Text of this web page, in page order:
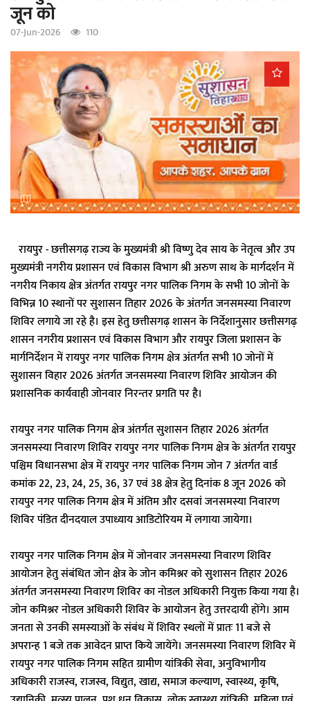
जून को
07-Jun-2026 110
रायपुर - छत्तीसगढ़ राज्य के मुख्यमंत्री श्री विष्णु देव साय के नेतृत्व और उप
मुख्यमंत्री नगरीय प्रशासन एवं विकास विभाग श्री अरुण साथ के मार्गदर्शन में
नगरीय निकाय क्षेत्र अंतर्गत रायपुर नगर पालिक निगम के सभी 10 जोनों के
विभिन्न 10 स्थानों पर सुशासन तिहार 2026 के अंतर्गत जनसमस्या निवारण
शिविर लगाये जा रहे है। इस हेतु छत्तीसगढ़ शासन के निर्देशानुसार छत्तीसगढ़
शासन नगरीय प्रशासन एवं विकास विभाग और रायपुर जिला प्रशासन के
मार्गनिर्देशन में रायपुर नगर पालिक निगम क्षेत्र अंतर्गत सभी 10 जोनों में
सुशासन विहार 2026 अंतर्गत जनसमस्या निवारण शिविर आयोजन की
प्रशासनिक कार्यवाही जोनवार निरन्तर प्रगति पर है।
रायपुर नगर पालिक निगम क्षेत्र अंतर्गत सुशासन तिहार 2026 अंतर्गत
जनसमस्या निवारण शिविर रायपुर नगर पालिक निगम क्षेत्र के अंतर्गत रायपुर
पश्चिम विधानसभा क्षेत्र में रायपुर नगर पालिक निगम जोन 7 अंतर्गत वार्ड
कमांक 22, 23, 24, 25, 36, 37 एवं 38 क्षेत्र हेतु दिनांक 8 जून 2026 को
रायपुर नगर पालिक निगम क्षेत्र में अंतिम और दसवां जनसमस्या निवारण
शिविर पंडित दीनदयाल उपाध्याय आडिटोरियम में लगाया जायेगा।
रायपुर नगर पालिक निगम क्षेत्र में जोनवार जनसमस्या निवारण शिविर
आयोजन हेतु संबंधित जोन क्षेत्र के जोन कमिश्नर को सुशासन तिहार 2026
अंतर्गत जनसमस्या निवारण शिविर का नोडल अधिकारी नियुक्त किया गया है।
जोन कमिश्नर नोडल अधिकारी शिविर के आयोजन हेतु उत्तरदायी होंगे। आम
जनता से उनकी समस्याओं के संबंध में शिविर स्थलों में प्रातः 11 बजे से
अपरान्ह 1 बजे तक आवेदन प्राप्त किये जायेंगे। जनसमस्या निवारण शिविर में
रायपुर नगर पालिक निगम सहित ग्रामीण यांत्रिकी सेवा, अनुविभागीय
अधिकारी राजस्व, राजस्व, विद्युत, खाद्य, समाज कल्याण, स्वास्थ्य, कृषि,